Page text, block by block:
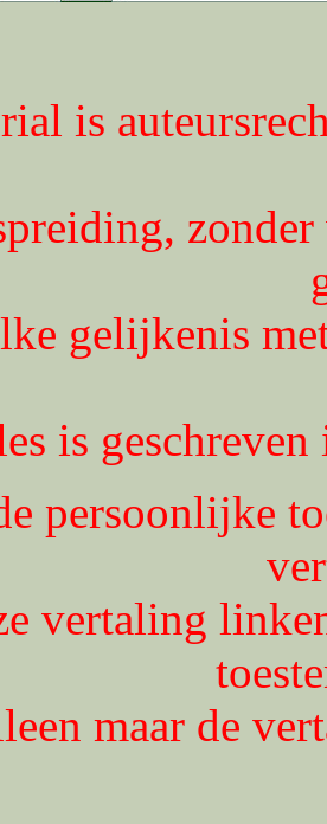
is
gelijkenis
is
persoonlijke
vertaling
maar de